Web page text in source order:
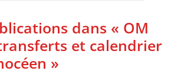
dans « OM
et calendrier
»